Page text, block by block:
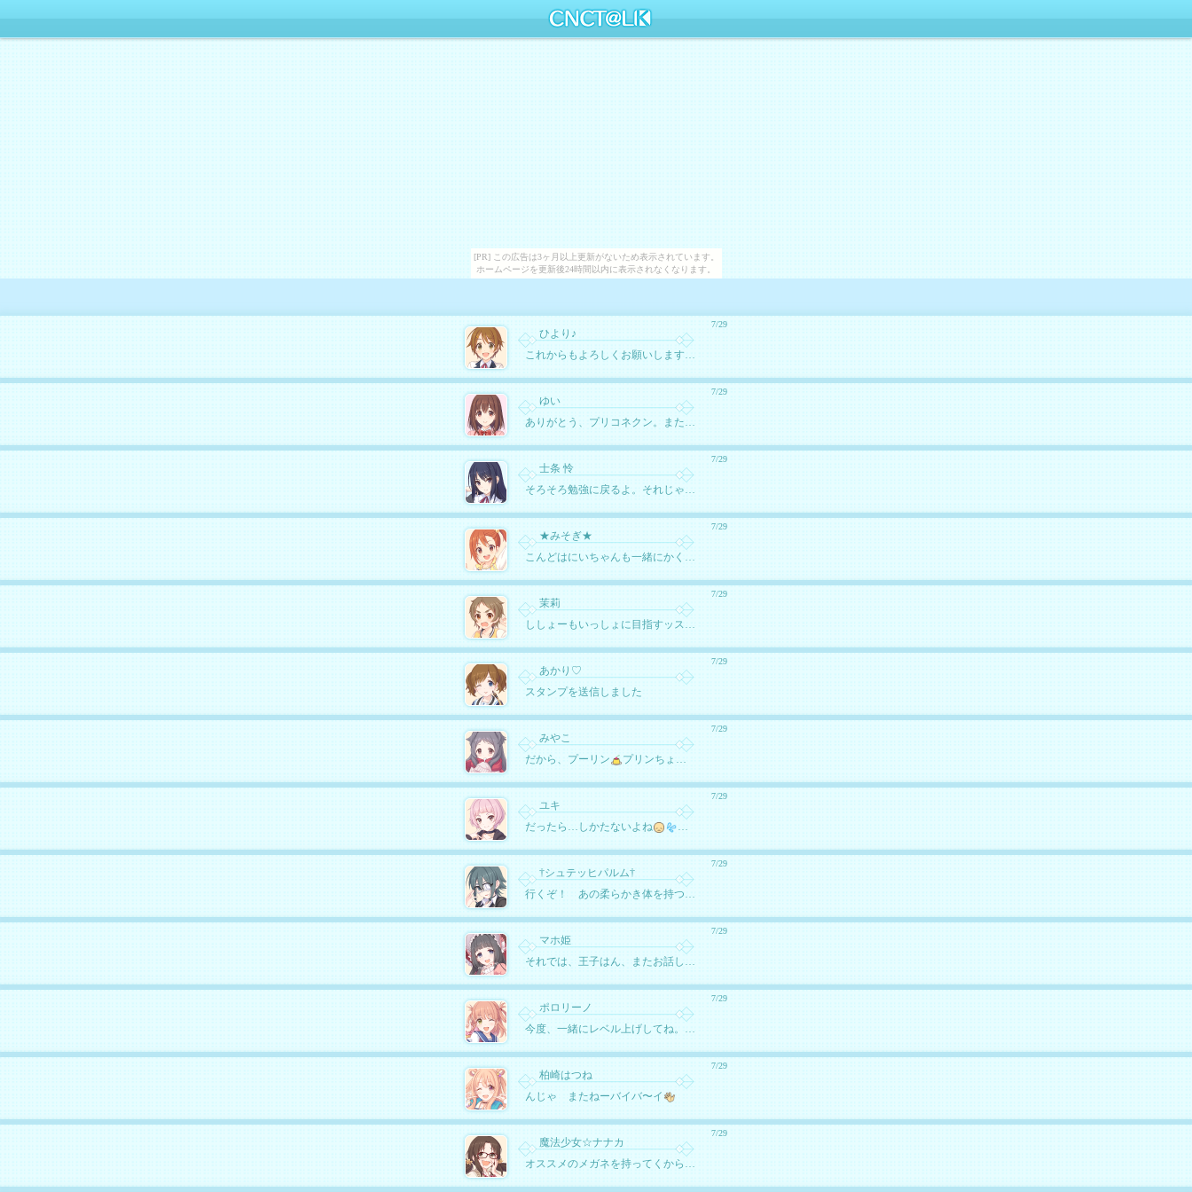
[PR] この広告は3ヶ月以上更新がないため表示されています。
ホームページを更新後24時間以内に表示されなくなります。
ひより♪
7/29
これからもよろしくお願いします、部長！なんてね
ゆい
7/29
ありがとう、プリコネクン。また明日ね。
士条 怜
7/29
そろそろ勉強に戻るよ。それじゃ、また。
★みそぎ★
7/29
こんどはにいちゃんも一緒にかくれんぼしようね！！
茉莉
7/29
ししょーもいっしょに目指すッス！
あかり♡
7/29
スタンプを送信しました
みやこ
7/29
だから、プーリン プリンちょうだいー
ユキ
7/29
だったら…しかたないよね 美貌の持ち主の宿命だもん
†シュテッヒパルム†
7/29
行くぞ！ あの柔らかき体を持つ半透明な邪神たちを！倒して倒して倒しまくるのだ！
マホ姫
7/29
それでは、王子はん、またお話しましょ。さようなら～。
ポロリーノ
7/29
今度、一緒にレベル上げしてね。お兄ちゃん！
柏崎はつね
7/29
んじゃ またねーバイバ〜イ
魔法少女☆ナナカ
7/29
オススメのメガネを持ってくからかけてみてよ！約束ですぞー！(*'A`*)